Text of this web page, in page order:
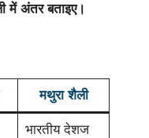
में अंतर बताइए।
मथुरा शैली
भारतीय देशज